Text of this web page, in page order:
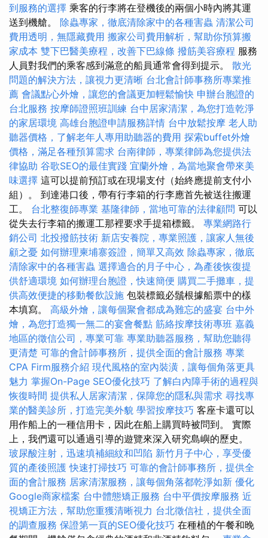
到服務的選擇 乘客的行李將在登機後的兩個小時內將其運
送到機艙。 除蟲專家，徹底清除家中的各種害蟲 清潔公司
費用透明，無隱藏費用 搬家公司費用解析，幫助你預算搬
家成本 雙下巴醫美療程，改善下巴線條 撥筋美容療程 服務
人員對我們的乘客感到滿意的船員通常會得到提示。 散光
問題的解決方法，讓視力更清晰 台北會計師事務所專業推
薦 會議點心外燴，讓您的會議更加輕鬆愉快 申辦台胞證的
台北服務 按摩師證照班訓練 台中居家清潔，為您打造乾淨
的家居環境 高雄台胞證申請服務詳情 台中放鬆按摩 老人助
聽器價格，了解老年人專用助聽器的費用 探索buffet外燴
價格，滿足各種預算需求 台南律師，專業律師為您提供法
律協助 谷歌SEO的最佳實踐 宜蘭外燴，為當地聚會帶來美
味選擇 這可以提前預訂或在現場支付（始終應提前支付小
組）。 到達港口後，帶有行李箱的行李應首先被送往搬運
工。 台北整復師專業 基隆律師，當地可靠的法律顧問 可以
從失去行李箱的搬運工那裡要求手提箱標籤。 專業網路行
銷公司 北投撥筋技術 新店安養院，專業照護，讓家人無後
顧之憂 如何辦理柬埔寨簽證，簡單又高效 除蟲專家，徹底
清除家中的各種害蟲 選擇適合的月子中心，為產後恢復提
供舒適環境 如何辦理台胞證，快速簡便 購買二手攤車，提
供高效便捷的移動餐飲設施 包裝標籤必鬚根據船票中的樣
本填寫。 高級外燴，讓每個聚會都成為難忘的盛宴 台中外
燴，為您打造獨一無二的宴會餐點 筋絡按摩技術專班 嘉義
地區的徵信公司，專業可靠 專業助聽器服務，幫助您聽得
更清楚 可靠的會計師事務所，提供全面的會計服務 專業
CPA Firm服務介紹 現代風格的室內裝潢，讓每個角落更具
魅力 掌握On-Page SEO優化技巧 了解白內障手術的過程與
恢復時間 提供私人居家清潔，保障您的隱私與需求 尋找專
業的醫美診所，打造完美外貌 學習按摩技巧 客座卡還可以
用作船上的一種信用卡，因此在船上購買時被問到。 實際
上，我們還可以通過引導的遊覽來深入研究島嶼的歷史。
玻尿酸注射，迅速填補細紋和凹陷 新竹月子中心，享受優
質的產後照護 快速打掃技巧 可靠的會計師事務所，提供全
面的會計服務 居家清潔服務，讓每個角落都乾淨如新 優化
Google商家檔案 台中體態矯正服務 台中平價按摩服務 近
視矯正方法，幫助您重獲清晰視力 台北徵信社，提供全面
的調查服務 保證第一頁的SEO優化技巧 在種植的午餐和晚